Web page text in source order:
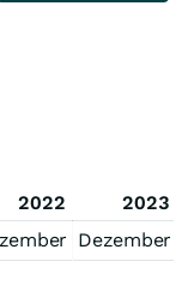
2022
2023
Dezember